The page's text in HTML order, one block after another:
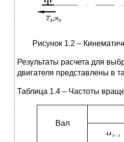
Рисунок 1.2 –
Результаты расчета для
двигателя представлены в
Таблица 1.4 – Частоты
Вал